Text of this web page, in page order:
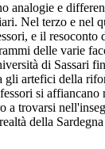
analogie e
Nel terzo e nel
e il
delle varie
di Sassari
artefici della
si affiancano
a trovarsi
della Sardegna